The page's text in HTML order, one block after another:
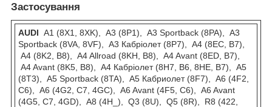
Застосування
AUDI A1 (8X1, 8XK), A3 (8P1), A3 Sportback (8PA), A3
Sportback (8VA, 8VF), A3 Кабріолет (8P7), A4 (8EC, B7),
A4 (8K2, B8), A4 Allroad (8KH, B8), A4 Avant (8ED, B7),
A4 Avant (8K5, B8), A4 Кабріолет (8H7, B6, 8HE, B7), A5
(8T3), A5 Sportback (8TA), A5 Кабриолет (8F7), A6 (4F2,
C6), A6 (4G2, C7, 4GC), A6 Avant (4F5, C6), A6 Avant
(4G5, C7, 4GD), A8 (4H_), Q3 (8U), Q5 (8R), R8 (422,